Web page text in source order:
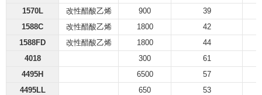
1570L
改性醋酸乙烯 900
39
1588C
改性醋酸乙烯 1800
42
1588FD
改性醋酸乙烯 1800
44
4018
300
61
4495H
6500
57
4495LL
650
53